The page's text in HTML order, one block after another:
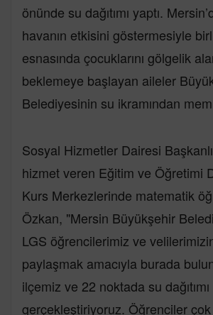
önünde su dağıtımı yaptı.
havanın etkisini göstermesiyle
esnasında çocuklarını gölgelik
beklemeye başlayan aileler
Belediyesinin su ikramından
Sosyal Hizmetler Dairesi
hizmet veren Eğitim ve Öğretimi
Kurs Merkezlerinde matematik
Özkan, "Mersin Büyükşehir
LGS öğrencilerimiz ve
paylaşmak amacıyla burada
ilçemiz ve 22 noktada su dağıtımı
gerçekleştiriyoruz. Öğrenciler